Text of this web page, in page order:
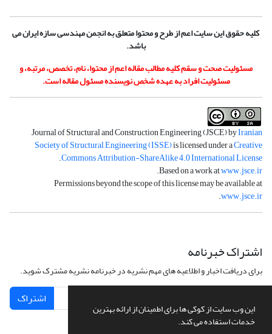
این وب سایت از کوکی ها برای اطمینان از ارائه بهترین
خدمات استفاده می کند.
کلیه حقوق این سایت اعم از طرح و محتوا متعلق به انجمن مهندسی سازه ایران می
باشد.
مسئولیت صحت و سقم کلیه مطالب مقاله اعم از محتوا، نام، تخصص، مرتبه، و
مسئولیت افراد به عهده شخص نویسنده مسئول مقاله است.
Journal of Structural and Construction Engineering (JSCE) byIranian
Society of Structural Engineering (ISSE)is licensed under aCreative
Commons Attribution-ShareAlike 4.0 International License
.
Based on a work atwww.jsce.ir
.
Permissions beyond the scope of this license may be available at
www.jsce.ir
.
اشتراک خبرنامه
برای دریافت اخبار و اطلاعیه های مهم نشریه در خبرنامه نشریه مشترک شوید.
اشتراک